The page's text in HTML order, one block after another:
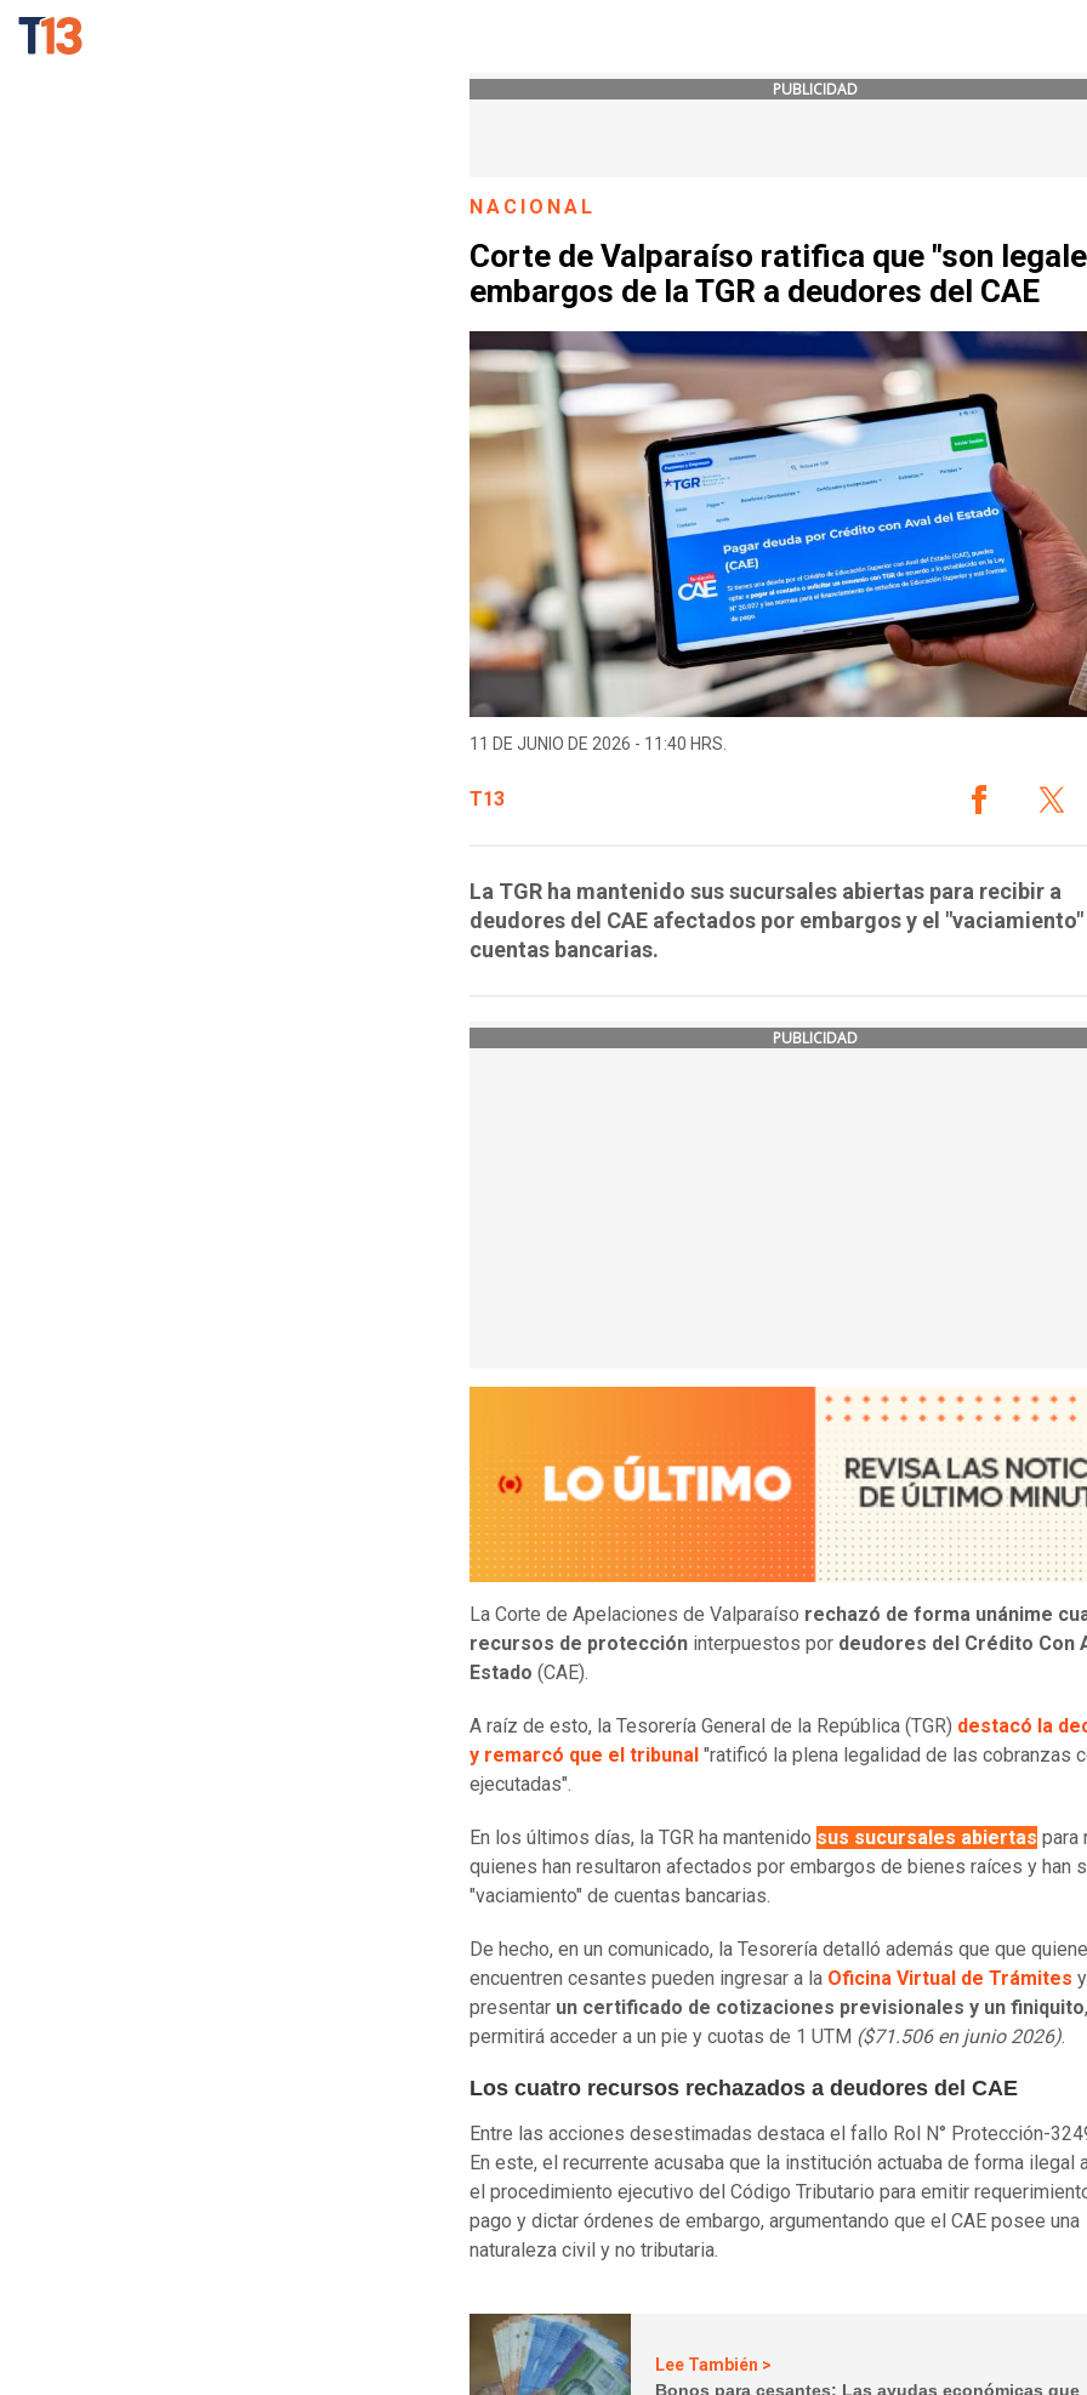
PUBLICIDAD
NACIONAL
Corte de Valparaíso ratifica que "son
embargos de la TGR a deudores del CAE
11 DE JUNIO DE 2026 - 11:40 HRS.
T13
La TGR ha mantenido sus sucursales abiertas para recibir a
deudores del CAE afectados por embargos y el
cuentas bancarias.
PUBLICIDAD
La Corte de Apelaciones de Valparaíso rechazó de forma unánime
recursos de protección interpuestos por deudores del Crédito Con
Estado (CAE).
A raíz de esto, la Tesorería General de la República (TGR) destacó la
y remarcó que el tribunal "ratificó la plena legalidad de las cobranzas
ejecutadas".
En los últimos días, la TGR ha mantenido sus sucursales abiertas para
quienes han resultaron afectados por embargos de bienes raíces y han
"vaciamiento" de cuentas bancarias.
De hecho, en un comunicado, la Tesorería detalló además que que
encuentren cesantes pueden ingresar a la Oficina Virtual de Trámites y
presentar un certificado de cotizaciones previsionales y un finiquito
permitirá acceder a un pie y cuotas de 1 UTM ($71.506 en junio 2026).
Los cuatro recursos rechazados a deudores del CAE
Entre las acciones desestimadas destaca el fallo Rol N° Protección-
En este, el recurrente acusaba que la institución actuaba de forma ilegal
el procedimiento ejecutivo del Código Tributario para emitir
pago y dictar órdenes de embargo, argumentando que el CAE posee una
naturaleza civil y no tributaria.
Lee También >
Bonos para cesantes: Las ayudas económicas que